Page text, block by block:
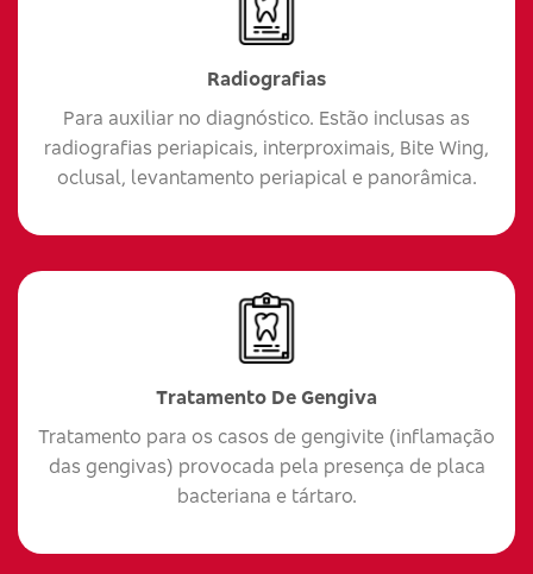
Radiografias
Para auxiliar no diagnóstico. Estão inclusas as
radiografias periapicais, interproximais, Bite Wing,
oclusal, levantamento periapical e panorâmica.
Tratamento De Gengiva
Tratamento para os casos de gengivite (inflamação
das gengivas) provocada pela presença de placa
bacteriana e tártaro.